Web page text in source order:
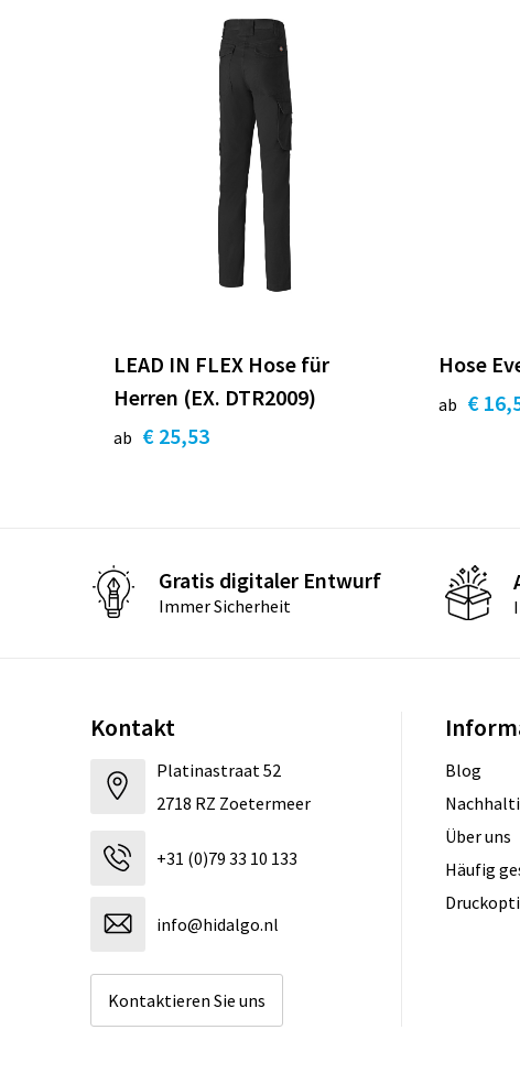
LEAD IN FLEX Hose für
Herren (EX. DTR2009)
ab € 25,53
Hose
ab €
Gratis digitaler Entwurf
Immer Sicherheit
Kontakt
Platinastraat 52
2718 RZ Zoetermeer
+31 (0)79 33 10 133
info@hidalgo.nl
Kontaktieren Sie uns
Blog
Über uns
Häufig